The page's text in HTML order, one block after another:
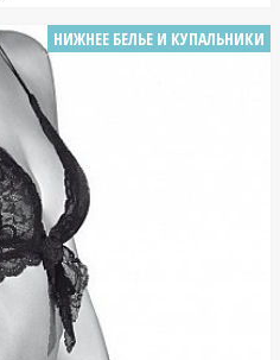
НИЖНЕЕ БЕЛЬЕ И КУПАЛЬНИКИ